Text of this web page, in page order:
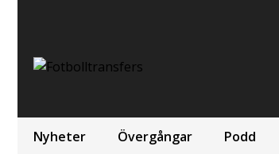
Nyheter Övergångar Podd